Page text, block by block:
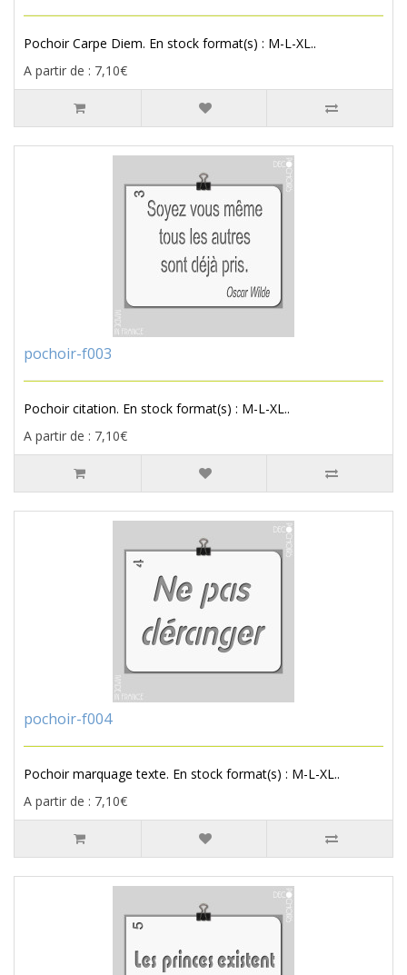
Pochoir Carpe Diem. En stock format(s) : M-L-XL..
A partir de : 7,10€
pochoir-f003
Pochoir citation. En stock format(s) : M-L-XL..
A partir de : 7,10€
pochoir-f004
Pochoir marquage texte. En stock format(s) : M-L-XL..
A partir de : 7,10€